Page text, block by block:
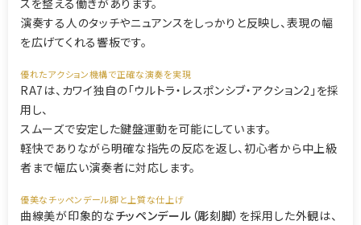
スを整える働きがあります。
演奏する人のタッチやニュアンスをしっかりと反映し、表現の幅
を広げてくれる響板です。
優れたアクション機構で正確な演奏を実現
RA7は、カワイ独自の「ウルトラ・レスポンシブ・アクション2」を採
用し、
スムーズで安定した鍵盤運動を可能にしています。
軽快でありながら明確な指先の反応を返し、初心者から中上級
者まで幅広い演奏者に対応します。
優美なチッペンデール脚と上質な仕上げ
曲線美が印象的なチッペンデール（彫刻脚） を採用した外観は、